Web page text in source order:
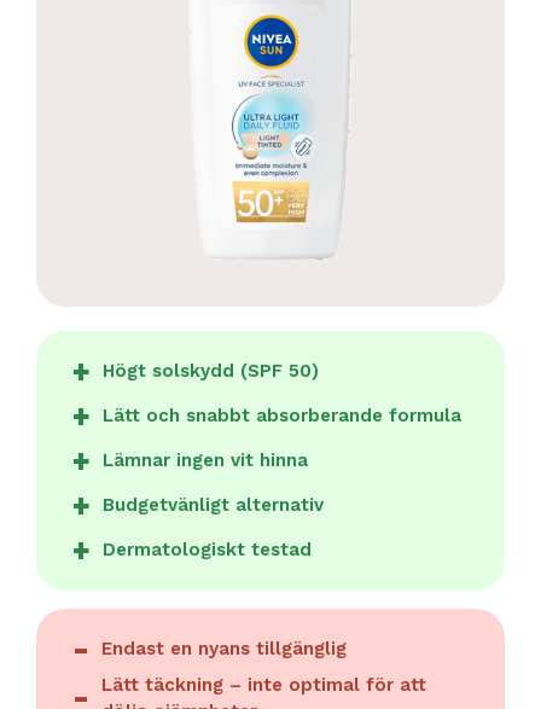
Högt solskydd (SPF 50)
Lätt och snabbt absorberande formula
Lämnar ingen vit hinna
Budgetvänligt alternativ
Dermatologiskt testad
Endast en nyans tillgänglig
Lätt täckning – inte optimal för att